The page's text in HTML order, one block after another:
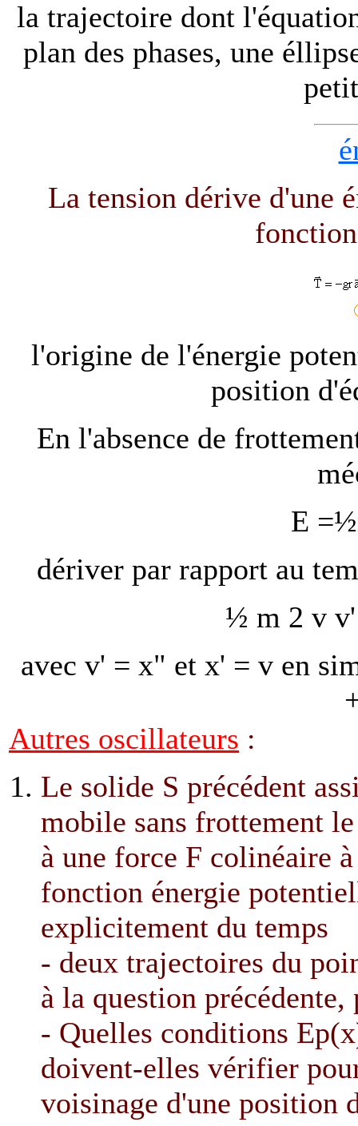
la trajectoire dont
plan des phases, une
La tension dérive d'une
l'origine de l'énergie
position
En l'absence de
E
dériver par rapport au
½ m 2 v
avec v' = x" et x' = v en
Autres oscillateurs :
Le solide S précédent
mobile sans frottement
à une force F colinéaire
fonction énergie
explicitement du temps
- deux trajectoires du
à la question
- Quelles conditions
doivent-elles vérifier
voisinage d'une position